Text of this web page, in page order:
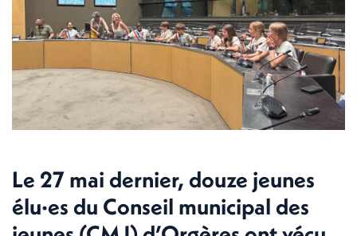
Le 27 mai dernier, douze jeunes
élu·es du Conseil municipal des